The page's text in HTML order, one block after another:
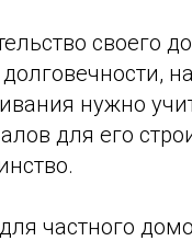
своего
нужно
для его
частного